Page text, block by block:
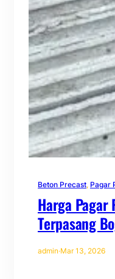
Beton Precast, Pagar
Harga Pagar
Terpasang
admin·Mar 13, 2026